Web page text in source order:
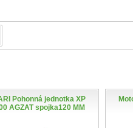
Pohonná jednotka XP
AGZAT spojka120 MM